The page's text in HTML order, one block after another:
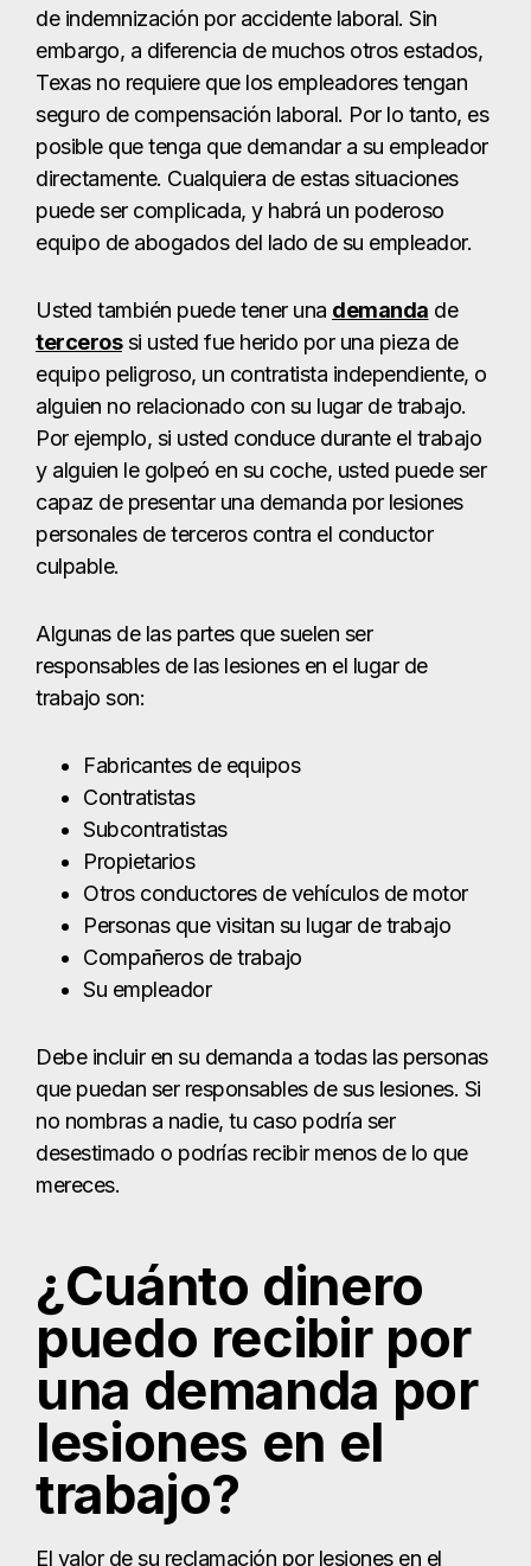
de indemnización por accidente laboral. Sin
embargo, a diferencia de muchos otros estados,
Texas no requiere que los empleadores tengan
seguro de compensación laboral. Por lo tanto, es
posible que tenga que demandar a su empleador
directamente. Cualquiera de estas situaciones
puede ser complicada, y habrá un poderoso
equipo de abogados del lado de su empleador.
Usted también puede tener una demanda de
tercerossi usted fue herido por una pieza de
equipo peligroso, un contratista independiente, o
alguien no relacionado con su lugar de trabajo.
Por ejemplo, si usted conduce durante el trabajo
y alguien le golpeó en su coche, usted puede ser
capaz de presentar una demanda por lesiones
personales de terceros contra el conductor
culpable.
Algunas de las partes que suelen ser
responsables de las lesiones en el lugar de
trabajo son:
Fabricantes de equipos
Contratistas
Subcontratistas
Propietarios
Otros conductores de vehículos de motor
Personas que visitan su lugar de trabajo
Compañeros de trabajo
Su empleador
Debe incluir en su demanda a todas las personas
que puedan ser responsables de sus lesiones. Si
no nombras a nadie, tu caso podría ser
desestimado o podrías recibir menos de lo que
mereces.
¿Cuánto dinero
puedo recibir por
una demanda por
lesiones en el
trabajo?
El valor de su reclamación por lesiones en el